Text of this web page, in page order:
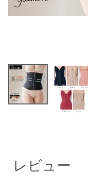
レビュー